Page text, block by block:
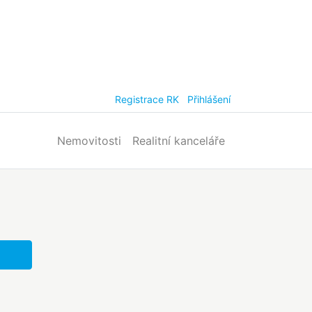
Registrace RK Přihlášení
Nemovitosti Realitní kanceláře